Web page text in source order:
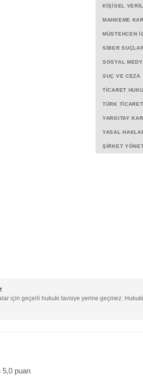
KIŞISEL
MAHKEME
MÜSTEHCEN
SIBER
SOSYAL
SUÇ VE CEZA
TICARET
TÜRK
YARGITAY
YASAL
ŞIRKET
için geçerli hukuki tavsiye yerine geçmez.
5,0 puan